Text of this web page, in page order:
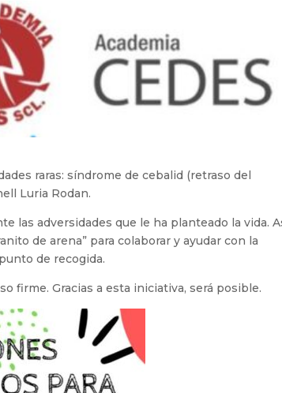
raras: síndrome de cebalid (retraso del
Luria Rodan.
las adversidades que le ha planteado la vida.
de arena” para colaborar y ayudar con la
de recogida.
firme. Gracias a esta iniciativa, será posible.